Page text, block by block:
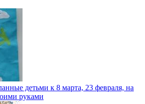
детьми к 8 марта, 23 февраля, на
руками